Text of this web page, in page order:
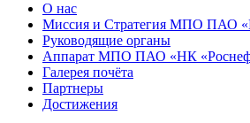
О нас
Миссия и Стратегия МПО ПАО
Руководящие органы
Аппарат МПО ПАО «НК
Галерея почёта
Партнеры
Достижения